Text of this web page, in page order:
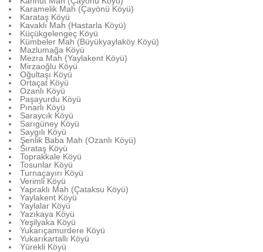
Karamelik Mah (Çayönü Köyü)
Karataş Köyü
Kavaklı Mah (Hastarla Köyü)
Küçükgelengeç Köyü
Kümbeler Mah (Büyükyaylaköy Köyü)
Mazlumağa Köyü
Mezra Mah (Yaylakent Köyü)
Mirzaoğlu Köyü
Oğultaşı Köyü
Ortaçat Köyü
Ozanlı Köyü
Paşayurdu Köyü
Pınarlı Köyü
Saraycık Köyü
Sarıgüney Köyü
Saygılı Köyü
Şenlik Baba Mah (Ozanlı Köyü)
Sırataş Köyü
Toprakkale Köyü
Tosunlar Köyü
Turnaçayırı Köyü
Verimli Köyü
Yapraklı Mah (Çataksu Köyü)
Yaylakent Köyü
Yaylalar Köyü
Yazıkaya Köyü
Yeşilyaka Köyü
Yukarıçamurdere Köyü
Yukarıkartallı Köyü
Yürekli Köyü